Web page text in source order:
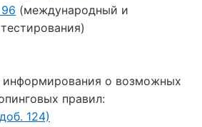
(международный и
информирования о возможных
правил:
124)